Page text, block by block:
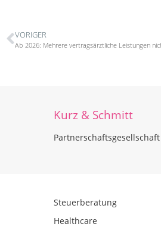
VORIGER
Ab 2026: Mehrere vertragsärztliche Leistungen
Kurz & Schmitt
Steuerberatung
Healthcare